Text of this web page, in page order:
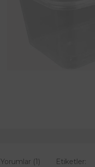
Yorumlar (1) Etiketler: